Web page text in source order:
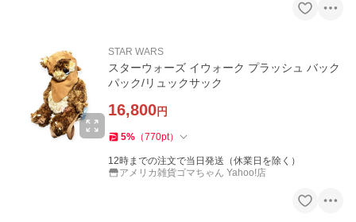
STAR WARS
スターウォーズ イウォーク プラッシュ バック
パック/リュックサック
16,800円
5% （770pt）
12時までの注文で当日発送（休業日を除く）
アメリカ雑貨ゴマちゃん Yahoo!店